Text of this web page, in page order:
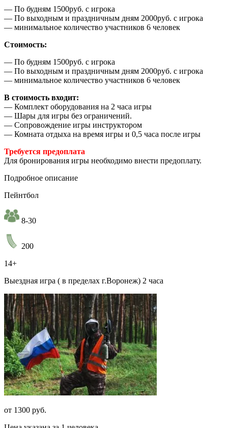
— По будням 1500руб. с игрока
— По выходным и праздничным дням 2000руб. с игрока
— минимальное количество участников 6 человек
Стоимость:
— По будням 1500руб. с игрока
— По выходным и праздничным дням 2000руб. с игрока
— минимальное количество участников 6 человек
В стоимость входит:
— Комплект оборудования на 2 часа игры
— Шары для игры без ограничений.
— Сопровождение игры инструктором
— Комната отдыха на время игры и 0,5 часа после игры
Требуется предоплата
Для бронирования игры необходимо внести предоплату.
Подробное описание
Пейнтбол
8-30
200
14+
Выездная игра ( в пределах г.Воронеж) 2 часа
от 1300 руб.